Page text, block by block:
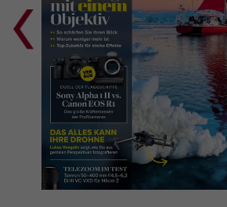
Google auf Websites
Datenaufkommen
Datenmenge begrenzt